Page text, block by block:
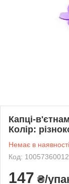
Капці-
Колір:
Немає в наявності
Код: 10057360012
147 ₴/